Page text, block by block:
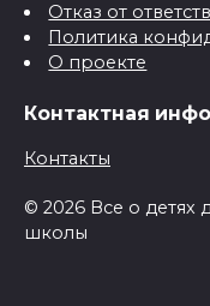
Отказ от
Политика
О проекте
Контактная
Контакты
© 2026 Все о
школы